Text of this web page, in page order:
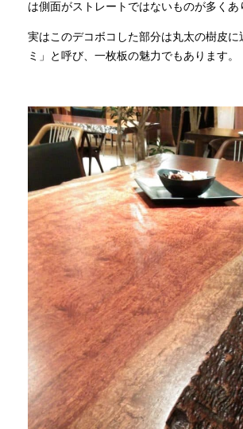
は側面がストレートではないものが多くあ
実はこのデコボコした部分は丸太の樹皮に
ミ」と呼び、一枚板の魅力でもあります。